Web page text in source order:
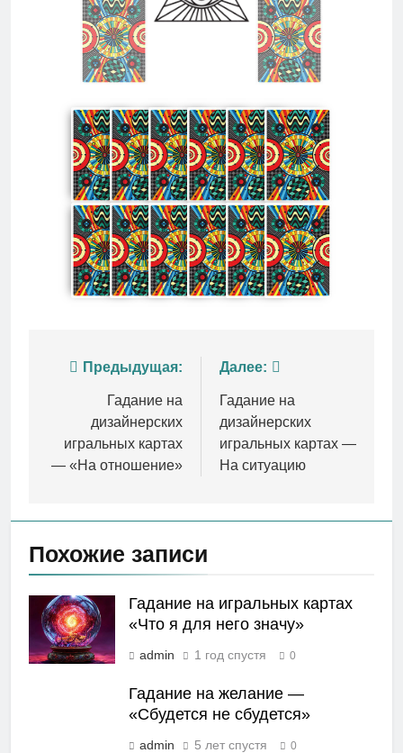
Навигация
записям
Предыдущая:
Гадание на
дизайнерских
игральных картах
— «На отношение»
Далее:
Гадание на
дизайнерских
игральных картах —
На ситуацию
Похожие записи
Гадание на игральных картах
«Что я для него значу»
admin 1 год спустя 0
Гадание на желание —
«Сбудется не сбудется»
admin 5 лет спустя 0